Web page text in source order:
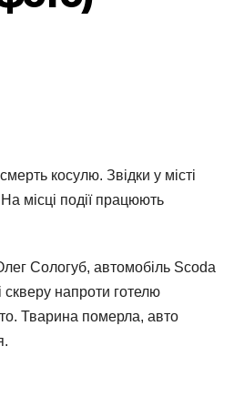
косулю. Звідки у місті
місці події працюють
Сологуб, автомобіль Scoda
скверу напроти готелю
Тварина померла, авто